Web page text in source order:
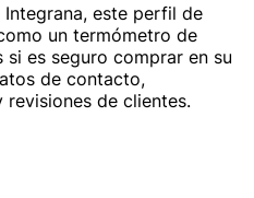
este perfil de
un termómetro de
es seguro comprar en su
de contacto,
de clientes.